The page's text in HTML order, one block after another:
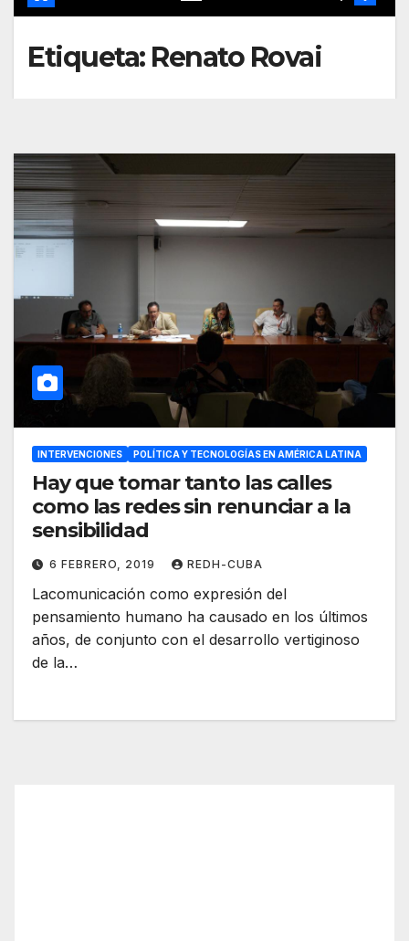
Etiqueta: Renato Rovai
INTERVENCIONES POLÍTICA Y TECNOLOGÍAS EN AMÉRICA LATINA
Hay que tomar tanto las calles
como las redes sin renunciar a la
sensibilidad
6 FEBRERO, 2019 REDH-CUBA
Lacomunicación como expresión del
pensamiento humano ha causado en los últimos
años, de conjunto con el desarrollo vertiginoso
de la…